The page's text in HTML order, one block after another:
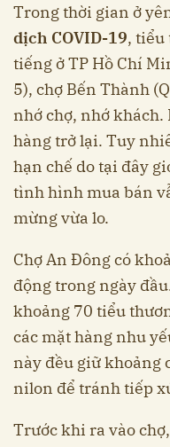
Trong thời gian ở
dịch COVID-19, tiểu
tiếng ở TP Hồ Chí
5), chợ Bến Thành
nhớ chợ, nhớ khách.
hàng trở lại. Tuy
hạn chế do tại đây
tình hình mua bán
mừng vừa lo.
Chợ An Đông có
động trong ngày
khoảng 70 tiểu
các mặt hàng nhu
này đều giữ khoảng
nilon để tránh tiếp
Trước khi ra vào